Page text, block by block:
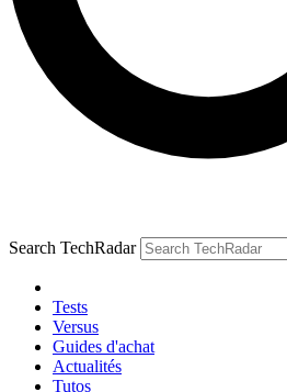
Search TechRadar
Tests
Versus
Guides d'achat
Actualités
Tutos